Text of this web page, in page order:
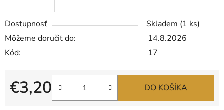
Dostupnosť Skladem (1 ks)
Môžeme doručiť do:
14.8.2026
Kód:
17
€3,20
Jednotková cena:
DO KOŠÍKA